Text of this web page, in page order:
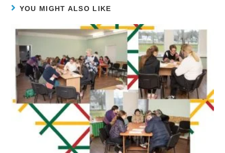
YOU MIGHT ALSO LIKE